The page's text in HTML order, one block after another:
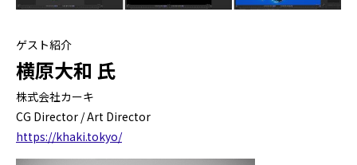
ゲスト紹介
横原大和 氏
株式会社カーキ
CG Director / Art Director
https://khaki.tokyo/